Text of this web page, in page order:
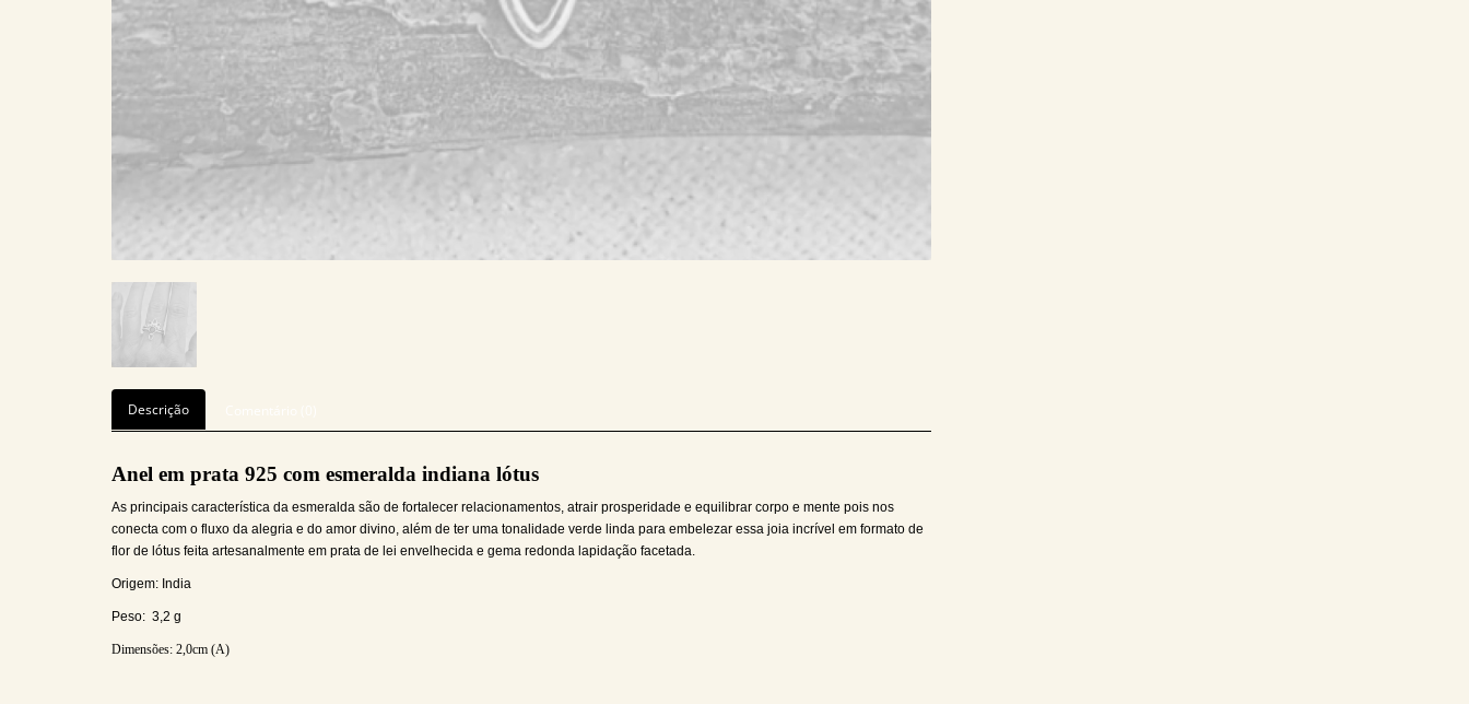
Descrição
Anel em prata 925 com esmeralda indiana lótus
As principais característica da esmeralda são de fortalecer relacionamentos, atrair prosperidade e equilibrar corpo e mente pois nos
conecta com o fluxo da alegria e do amor divino, além de ter uma tonalidade verde linda para embelezar essa joia incrível em formato de
flor de lótus feita artesanalmente em prata de lei envelhecida e gema redonda lapidação facetada.
Origem: India
Peso: 3,2 g
Dimensões: 2,0cm (A)